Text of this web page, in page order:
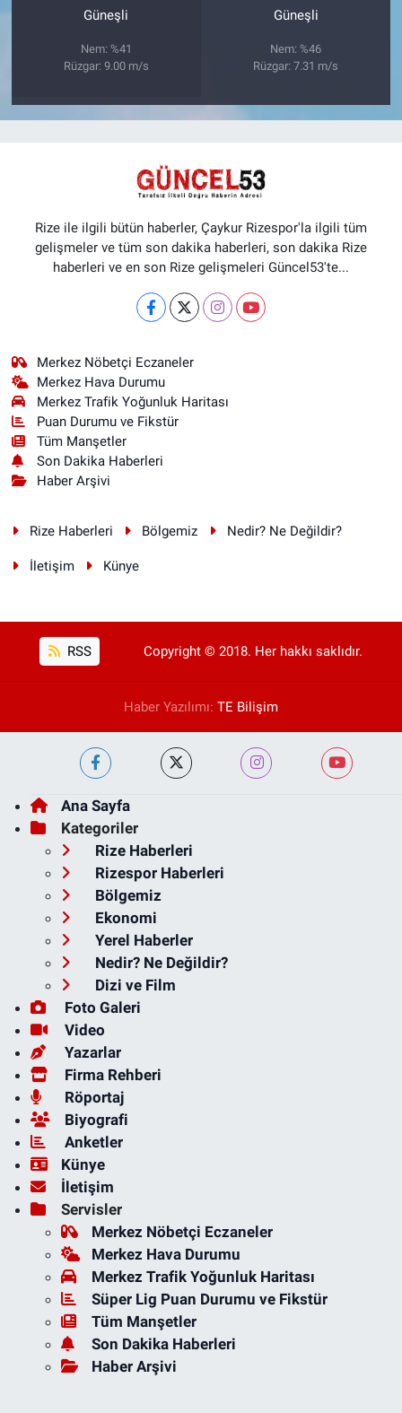
Güneşli
Nem: %41
Rüzgar: 9.00 m/s
Güneşli
Nem: %46
Rüzgar: 7.31 m/s
Rize ile ilgili bütün haberler, Çaykur Rizespor'la ilgili tüm
gelişmeler ve tüm son dakika haberleri, son dakika Rize
haberleri ve en son Rize gelişmeleri Güncel53'te...
Merkez Nöbetçi Eczaneler
Merkez Hava Durumu
Merkez Trafik Yoğunluk Haritası
Puan Durumu ve Fikstür
Tüm Manşetler
Son Dakika Haberleri
Haber Arşivi
Rize Haberleri Bölgemiz Nedir? Ne Değildir?
İletişim Künye
RSS Copyright © 2018. Her hakkı saklıdır.
Haber Yazılımı: TE Bilişim
Ana Sayfa
Kategoriler
Rize Haberleri
Rizespor Haberleri
Bölgemiz
Ekonomi
Yerel Haberler
Nedir? Ne Değildir?
Dizi ve Film
Foto Galeri
Video
Yazarlar
Firma Rehberi
Röportaj
Biyografi
Anketler
Künye
İletişim
Servisler
Merkez Nöbetçi Eczaneler
Merkez Hava Durumu
Merkez Trafik Yoğunluk Haritası
Süper Lig Puan Durumu ve Fikstür
Tüm Manşetler
Son Dakika Haberleri
Haber Arşivi